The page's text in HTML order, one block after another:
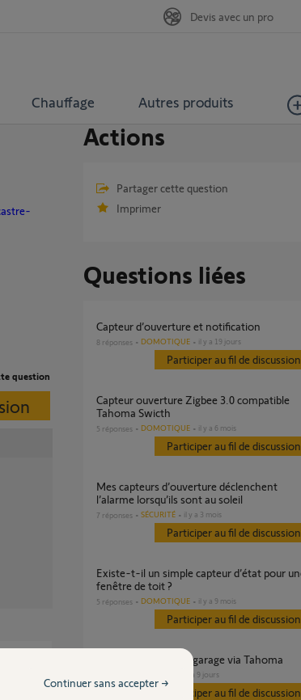
Chauffage Autres produits
Devis avec un pro
question
Actions
Partager cette question
Imprimer
Questions liées
Capteur d’ouverture et notification
8 réponses DOMOTIQUE il y a 19 jours
Participer au fil de discussion
Capteur ouverture Zigbee 3.0 compatible
Tahoma Swicth
5 réponses DOMOTIQUE il y a 6 mois
Participer au fil de discussion
Mes capteurs d’ouverture déclenchent
l’alarme lorsqu’ils sont au soleil
7 réponses SÉCURITÉ il y a 3 mois
Participer au fil de discussion
Existe-t-il un simple capteur d’état pour une
fenêtre de toit ?
5 réponses DOMOTIQUE il y a 9 mois
Participer au fil de discussion
Piloter une porte de garage via Tahoma
il y a 9 jours
Participer au fil de discussion
Continuer sans accepter →